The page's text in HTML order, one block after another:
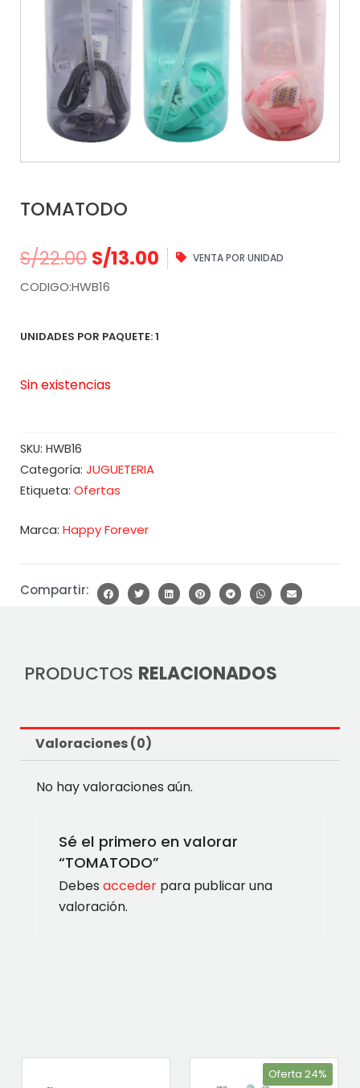
TOMATODO
S/22.00 El
precio
original
S/22.00.
S/13.00 El
VENTA POR UNIDAD
CODIGO:HWB16
UNIDADES POR PAQUETE: 1
Sin existencias
SKU: HWB16
Categoría: JUGUETERIA
Etiqueta: Ofertas
Marca: Happy Forever
Compartir:
PRODUCTOS RELACIONADOS
Valoraciones (0)
No hay valoraciones aún.
Sé el primero en valorar
“TOMATODO”
Debes accederpara publicar una
valoración.
Oferta 24%